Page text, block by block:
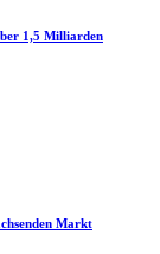
1,5 Milliarden
Markt